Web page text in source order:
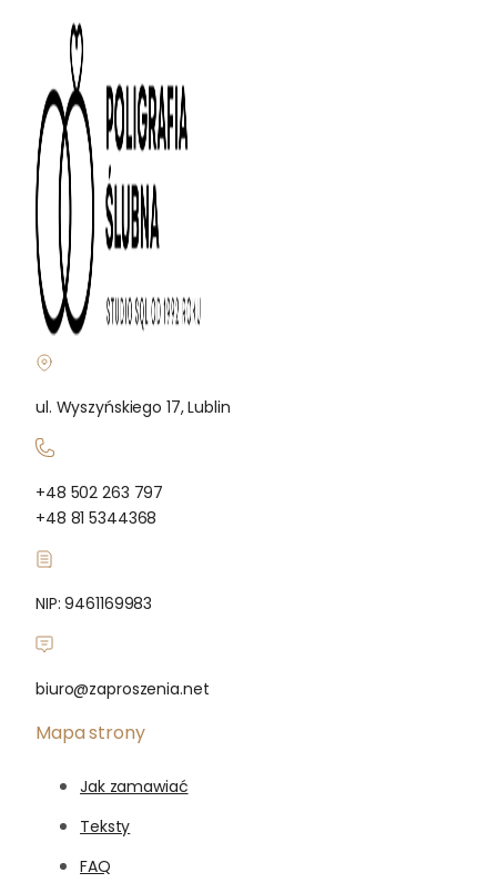
ul. Wyszyńskiego 17, Lublin
+48 502 263 797
+48 81 5344368
NIP: 9461169983
biuro@zaproszenia.net
Mapa strony
Jak zamawiać
Teksty
FAQ